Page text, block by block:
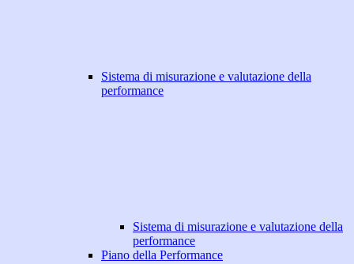
Sistema di misurazione e valutazione della
performance
Sistema di misurazione e valutazione della
performance
Piano della Performance